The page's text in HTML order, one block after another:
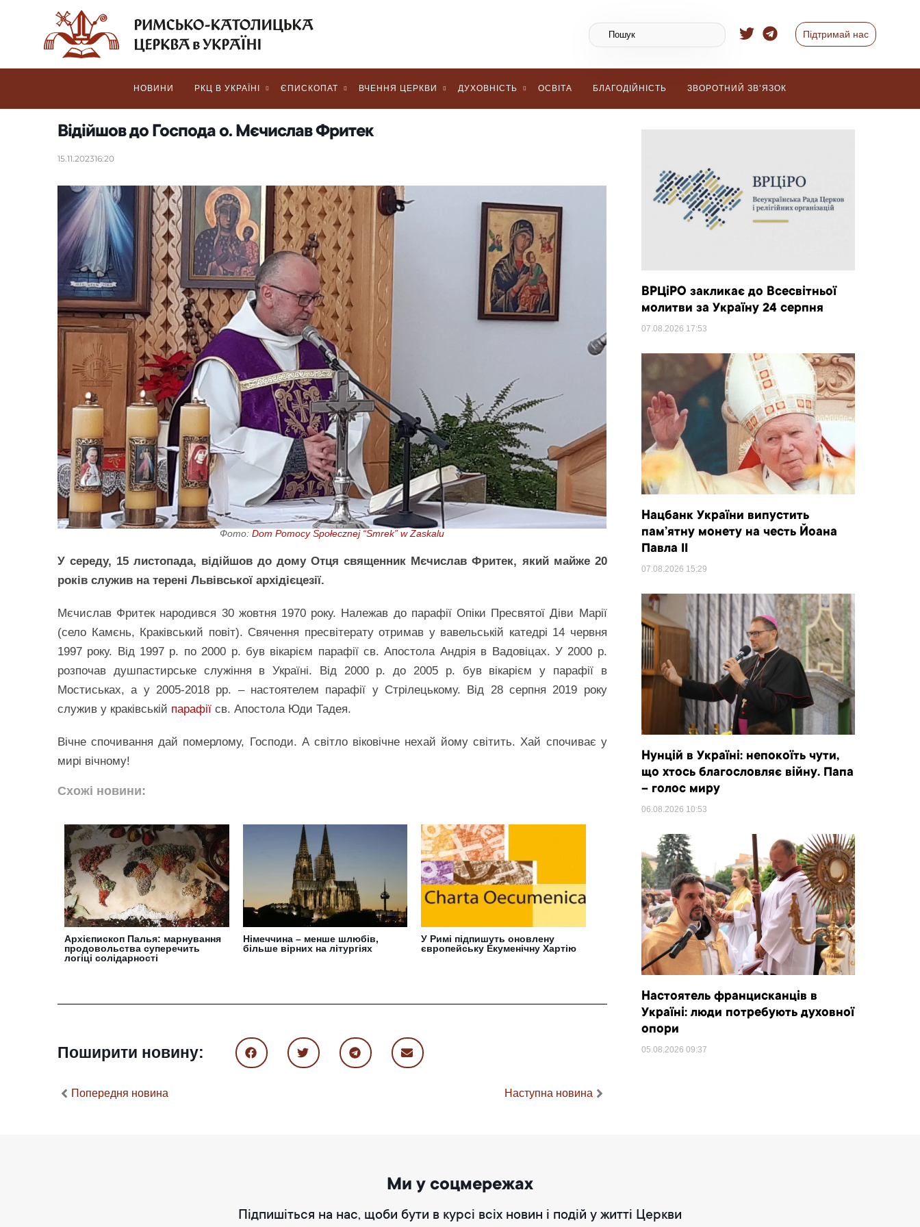
Підтримай нас
НОВИНИ РКЦ В УКРАЇНІ ЄПИСКОПАТ ВЧЕННЯ ЦЕРКВИ ДУХОВНІСТЬ ОСВІТА БЛАГОДІЙНІСТЬ ЗВОРОТНИЙ ЗВ’ЯЗОК
Відійшов до Господа о. Мєчислав Фритек
15.11.202316:20
Фото:Dom Pomocy Społecznej “Smrek” w Zaskalu
У середу, 15 листопада, відійшов до дому Отця священник Мєчислав Фритек, який майже 20
років служив на терені Львівської архідієцезії.
Мєчислав Фритек народився 30 жовтня 1970 року. Належав до парафії Опіки Пресвятої Діви Марії
(село Камєнь, Краківський повіт). Свячення пресвітерату отримав у вавельській катедрі 14 червня
1997 року. Від 1997 р. по 2000 р. був вікарієм парафії св. Апостола Андрія в Вадовіцах. У 2000 р.
розпочав душпастирське служіння в Україні. Від 2000 р. до 2005 р. був вікарієм у парафії в
Мостиськах, а у 2005-2018 рр. – настоятелем парафії у Стрілецькому. Від 28 серпня 2019 року
служив у краківській парафії св. Апостола Юди Тадея.
Вічне спочивання дай померлому, Господи. А світло віковічне нехай йому світить. Хай спочиває у
мирі вічному!
Схожі новини:
Архієпископ Палья: марнування
продовольства суперечить
логіці солідарності
Німеччина – менше шлюбів,
більше вірних на літургіях
У Римі підпишуть оновлену
європейську Екуменічну Хартію
Поширити новину:
Попередня новина Наступна новина
ВРЦіРО закликає до Всесвітньої
молитви за Україну 24 серпня
07.08.2026 17:53
Нацбанк України випустить
пам’ятну монету на честь Йоана
Павла II
07.08.2026 15:29
Нунцій в Україні: непокоїть чути,
що хтось благословляє війну. Папа
– голос миру
06.08.2026 10:53
Настоятель францисканців в
Україні: люди потребують духовної
опори
05.08.2026 09:37
Ми у соцмережах
Підпишіться на нас, щоби бути в курсі всіх новин і подій у житті Церкви